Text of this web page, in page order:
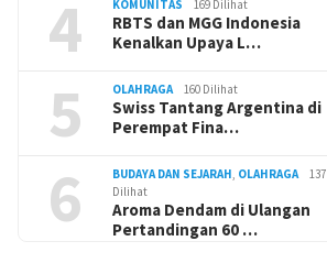
4 KOMUNITAS 169 Dilihat
RBTS dan MGG Indonesia
Kenalkan Upaya L…
5 OLAHRAGA 160 Dilihat
Swiss Tantang Argentina di
Perempat Fina…
6 BUDAYA DAN SEJARAH OLAHRAGA
137
Dilihat
Aroma Dendam di Ulangan
Pertandingan 60 …